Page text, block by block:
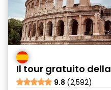
Il tour gratuito
9.8 (2,592)